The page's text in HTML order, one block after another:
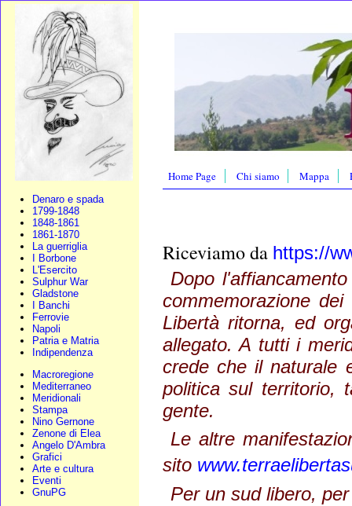
Denaro e spada
1799-1848
1848-1861
1861-1870
La guerriglia
I Borbone
L'Esercito
Sulphur War
Gladstone
I Banchi
Ferrovie
Napoli
Patria e Matria
Indipendenza
Macroregione
Mediterraneo
Meridionali
Stampa
Nino Gernone
Zenone di Elea
Angelo D'Ambra
Grafici
Arte e cultura
Eventi
GnuPG
Home Page Chi siamo Mappa
Riceviamo da https://
Dopo
commemorazione
Libertà ritorna, ed
allegato. A tutti i
crede che il naturale
politica sul territorio,
gente.
Le altre
sito
Per un sud libero,